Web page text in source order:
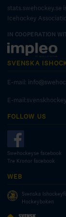
stats.swehockey.se
Icehockey
IN COOPERATION
SVENSKA
E-mail:
E-
FOLLOW US
Swehockeyse facebook
Tre Kronor facebook
WEB
Svenska
Hockeyboken